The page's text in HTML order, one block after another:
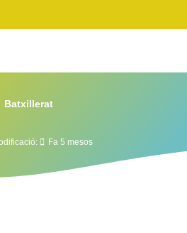
Batxillerat
Fa 5 mesos